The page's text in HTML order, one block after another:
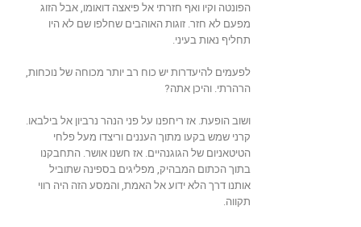
הפונטה וקיו ואף חזרתי אל פיאצה דואומו, אבל הזוג
מפעם לא חזר. זוגות האוהבים שחלפו שם לא היו
תחליף נאות בעיני.
לפעמים להיעדרות יש כוח רב יותר מכוחה של נוכחות,
הרהרתי. והיכן אתה?
ושוב הופעת. אז ריחפנו על פני הנהר נרביון אל בילבאו.
קרני שמש בקעו מתוך העננים וריצדו מעל פלחי
הטיטאניום של הגוגנהיים. אז חשנו אושר. התחבקנו
בתוך הכתום המבהיק, מפליגים בספינה שתוביל
אותנו דרך הלא ידוע אל האמת, והמסע הזה היה רווי
תקווה.